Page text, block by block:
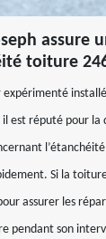
assure
toiture
est réputé pour la
Si la
assurer les
pendant son